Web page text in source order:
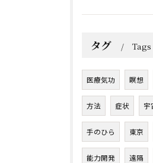
タグ Tags
医療気功 瞑想
方法 症状 宇
手のひら 東京
能力開発 遠隔